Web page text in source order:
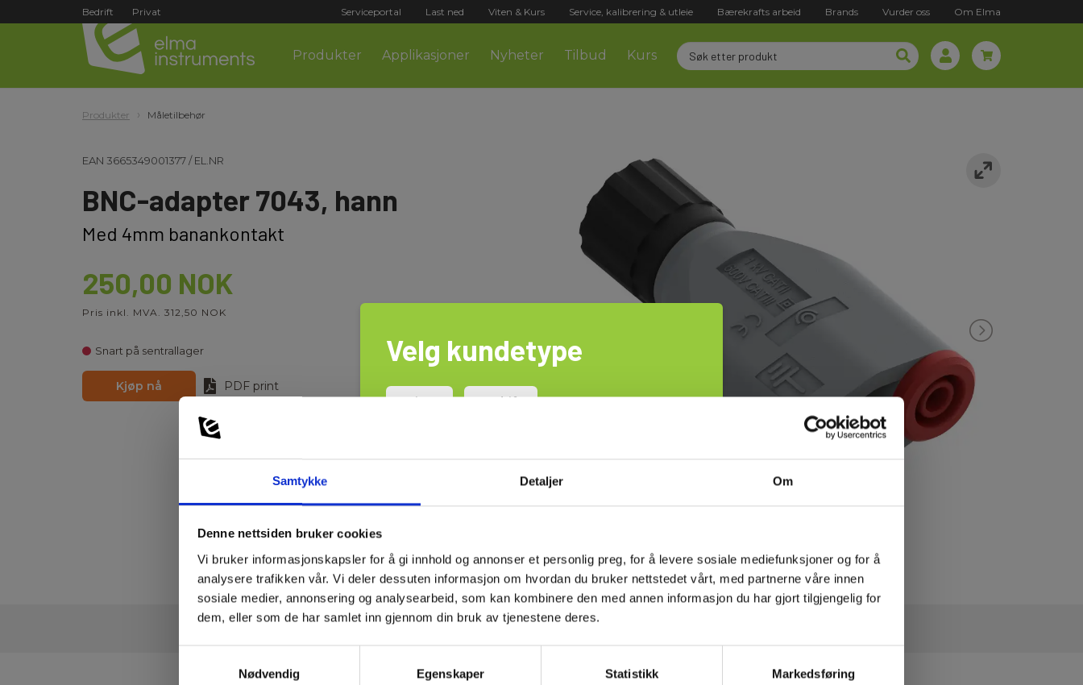
Samtykke Detaljer Om
Denne nettsiden bruker cookies
Vi bruker informasjonskapsler for å gi innhold og annonser et personlig preg, for å levere sosiale mediefunksjoner og for å
analysere trafikken vår. Vi deler dessuten informasjon om hvordan du bruker nettstedet vårt, med partnerne våre innen
sosiale medier, annonsering og analysearbeid, som kan kombinere den med annen informasjon du har gjort tilgjengelig for
dem, eller som de har samlet inn gjennom din bruk av tjenestene deres.
Nødvendig
Egenskaper Statistikk Markedsføring
Bedrift Privat Serviceportal Last ned Viten & Kurs Service, kalibrering & utleie Bærekrafts arbeid Brands Vurder oss Om Elma
Produkter Applikasjoner Nyheter Tilbud Kurs
Produkter Måletilbehør
EAN 3665349001377/EL.NR
BNC-adapter 7043, hann
Med 4mm banankontakt
250,00 NOK
Pris inkl. MVA. 312,50 NOK
Snart på sentrallager
Kjøp nå PDF print
Velg kundetype
Privat Bedrift